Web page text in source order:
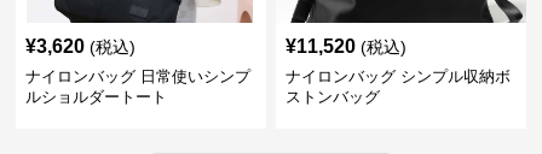
¥3,620 (税込)
ナイロンバッグ 日常使いシンプ
ルショルダートート
¥11,520 (税込)
ナイロンバッグ シンプル収納ボ
ストンバッグ